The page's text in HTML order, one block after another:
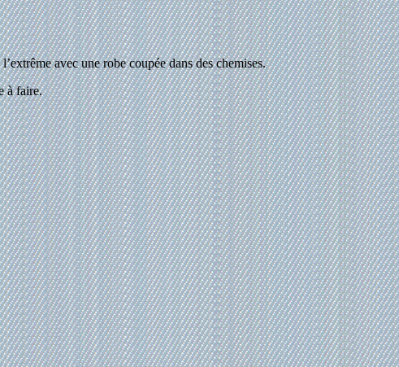
avec une robe coupée dans des chemises.
à faire.